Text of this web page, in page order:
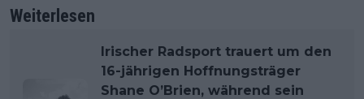
Weiterlesen
Irischer Radsport trauert um den
16-jährigen Hoffnungsträger
Shane O’Brien, während sein